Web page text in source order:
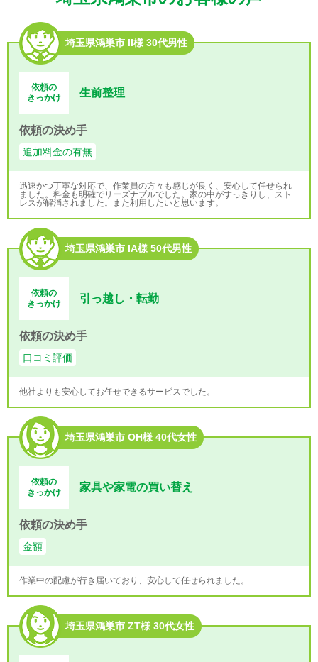
埼玉県鴻巣市 II様 30代男性
依頼の
きっかけ
生前整理
依頼の決め手
追加料金の有無
迅速かつ丁寧な対応で、作業員の方々も感じが良く、安心して任せられ
ました。料金も明確でリーズナブルでした。家の中がすっきりし、スト
レスが解消されました。また利用したいと思います。
埼玉県鴻巣市 IA様 50代男性
依頼の
きっかけ
引っ越し・転勤
依頼の決め手
口コミ評価
他社よりも安心してお任せできるサービスでした。
埼玉県鴻巣市 OH様 40代女性
依頼の
きっかけ
家具や家電の買い替え
依頼の決め手
金額
作業中の配慮が行き届いており、安心して任せられました。
埼玉県鴻巣市 ZT様 30代女性